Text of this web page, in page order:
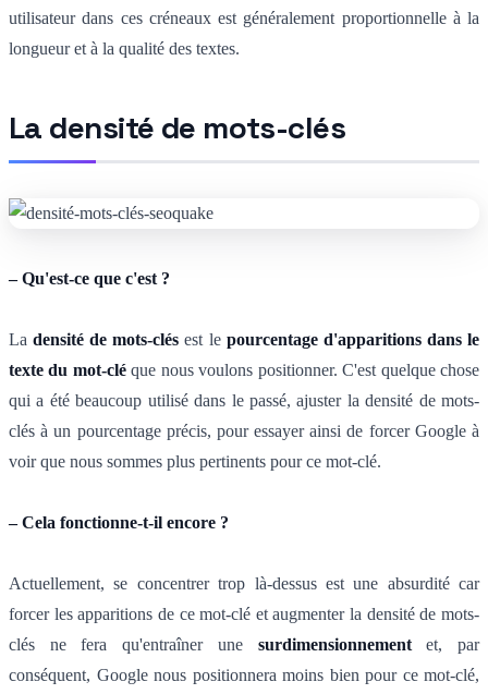
utilisateur dans ces créneaux est généralement proportionnelle à la
longueur et à la qualité des textes.
La densité de mots-clés
– Qu'est-ce que c'est ?
Ladensité de mots-clés est le pourcentage d'apparitions dans le
texte du mot-cléque nous voulons positionner. C'est quelque chose
qui a été beaucoup utilisé dans le passé, ajuster la densité de mots-
clés à un pourcentage précis, pour essayer ainsi de forcer Google à
voir que nous sommes plus pertinents pour ce mot-clé.
– Cela fonctionne-t-il encore ?
Actuellement, se concentrer trop là-dessus est une absurdité car
forcer les apparitions de ce mot-clé et augmenter la densité de mots-
clés ne fera qu'entraîner une surdimensionnementet, par
conséquent, Google nous positionnera moins bien pour ce mot-clé,